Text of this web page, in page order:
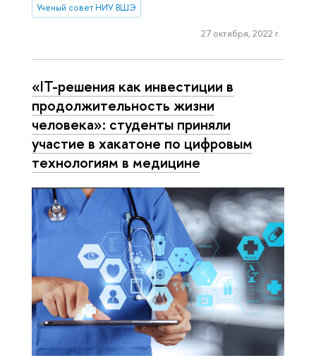
Ученый совет НИУ ВШЭ
27 октября, 2022 г.
«IT-решения как инвестиции в
продолжительность жизни
человека»: студенты приняли
участие в хакатоне по цифровым
технологиям в медицине